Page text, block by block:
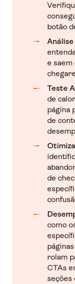
botão
e saem
Teste
de
página
de
de
como
rolam
CTAs
seções